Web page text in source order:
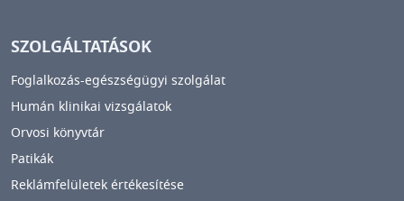
SZOLGÁLTATÁSOK
Foglalkozás-egészségügyi szolgálat
Humán klinikai vizsgálatok
Orvosi könyvtár
Patikák
Reklámfelületek értékesítése